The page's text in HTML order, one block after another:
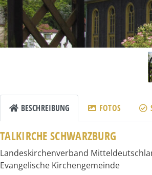
BESCHREIBUNG FOTOS
TALKIRCHE SCHWARZBURG
Landeskirchenverband
Evangelische Kirchengemeinde